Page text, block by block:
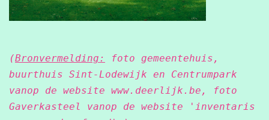
(Bronvermelding:
foto gemeentehuis,
buurthuis Sint-Lodewijk en Centrumpark
vanop de website www.deerlijk.be, foto
Gaverkasteel vanop de website 'inventaris